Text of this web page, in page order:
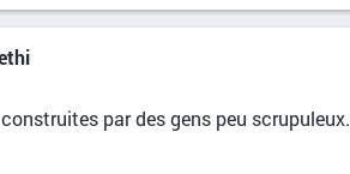
par des gens peu scrupuleux.